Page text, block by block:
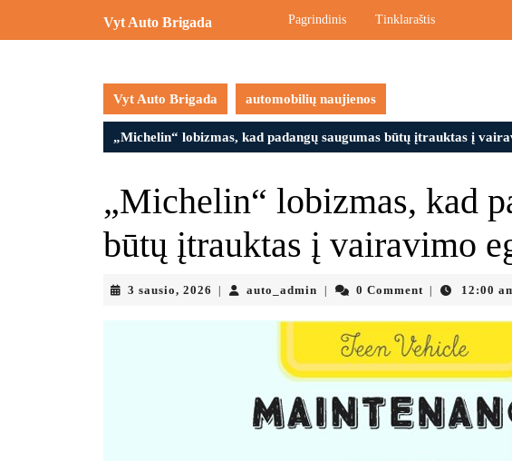
Vyt Auto Brigada Pagrindinis Tinklaraštis
Vyt Auto Brigada automobilių naujienos
„Michelin“ lobizmas, kad padangų saugumas būtų įtrauktas į
„Michelin“ lobizmas, kad
būtų įtrauktas į vairavimo
3 sausio, 2026 auto_admin auto_admin0 Comment 12:00